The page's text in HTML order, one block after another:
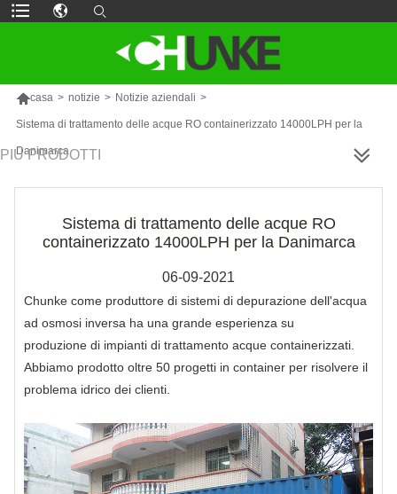
casa > notizie > Notizie aziendali >
Sistema di trattamento delle acque RO containerizzato 14000LPH per la
Danimarca
PIÙ PRODOTTI
Sistema di trattamento delle acque RO
containerizzato 14000LPH per la Danimarca
06-09-2021
Chunke come produttore di sistemi di depurazione dell'acqua
ad osmosi inversa ha una grande esperienza su
produzione di impianti di trattamento acque containerizzati.
Abbiamo prodotto oltre 50 progetti in container per risolvere il
problema idrico dei clienti.